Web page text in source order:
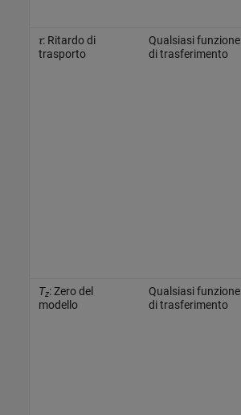
τ: Ritardo di
trasporto
Qualsiasi funzione
di trasferimento
Tz: Zero del
modello
Qualsiasi funzione
di trasferimento